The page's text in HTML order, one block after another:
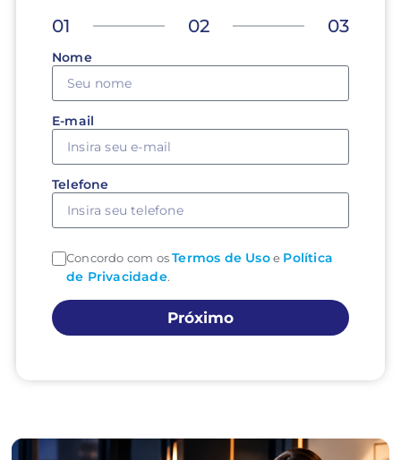
01 02 03
Nome
E-mail
Telefone
Concordo com osTermos de Usoe Política
de Privacidade.
Próximo